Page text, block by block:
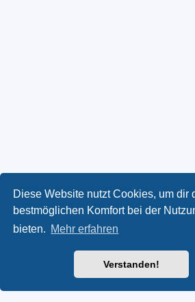
Diese Website nutzt Cookies, um dir
bestmöglichen Komfort bei der
bieten. Mehr erfahren
Verstanden!